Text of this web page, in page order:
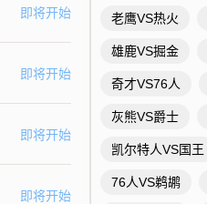
即将开始
即将开始
即将开始
即将开始
老鹰VS热火
雄鹿VS掘金
奇才VS76人
灰熊VS爵士
凯尔特人VS国王
76人VS鹈鹕